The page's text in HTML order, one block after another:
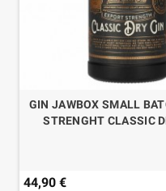
GIN JAWBOX SMALL
STRENGHT CLASSIC
44,90 €